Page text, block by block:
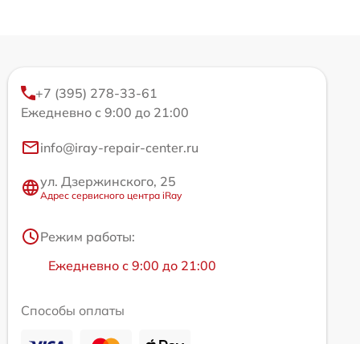
+7 (395) 278-33-61
Ежедневно с 9:00 до 21:00
info@iray-repair-center.ru
ул. Дзержинского, 25
Адрес сервисного центра iRay
Режим работы:
Ежедневно с 9:00 до 21:00
Способы оплаты